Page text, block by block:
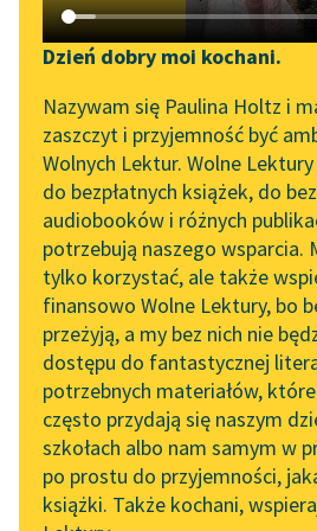
Katalog DAISY
Podkasty o książkach
Aktualności
„Prokurator Alicja Horn”
do słuchania
Byliśmy częścią AI Impact
Lab
Zapraszamy na spotkanie
online z tłumaczkami
literatury skandynawskiej
Spotkanie z Katarzyną
Tunkiel w Oslo
102. lata temu zmarł
Joseph Conrad
API
Dzień dobry moi kochani.
Nazywam się Paulina Holtz i
zaszczyt i przyjemność być
Wolnych Lektur. Wolne
do bezpłatnych książek, do
audiobooków i różnych
potrzebują naszego wsparcia.
tylko korzystać, ale także
finansowo Wolne Lektury, bo
przeżyją, a my bez nich nie
dostępu do fantastycznej
potrzebnych materiałów,
często przydają się naszym
szkołach albo nam samym w
po prostu do przyjemności,
książki. Także kochani,
Motyw: Grób